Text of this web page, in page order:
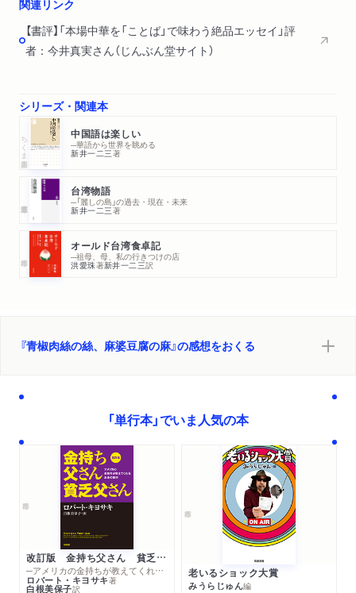
関連リンク
【書評】「本場中華を「ことば」で味わう絶品エッセイ」評
者：今井真実さん（じんぶん堂サイト）
シリーズ・関連本
ちくま新書 中国語は楽しい
─華語から世界を眺める
新井一二三著
台湾物語
─「麗しの島」の過去・現在・未来
新井一二三著
オールド台湾食卓記
─祖母、母、私の行きつけの店
洪愛珠著新井一二三訳
『青椒肉絲の絲、麻婆豆腐の麻』の感想をおくる
「単行本」でいま人気の本
改訂版 金持ち父さん 貧乏父さん
─アメリカの金持ちが教えてくれるお金の哲学
ロバート・キヨサキ著
白根美保子訳
老いるショック大賞
みうらじゅん編